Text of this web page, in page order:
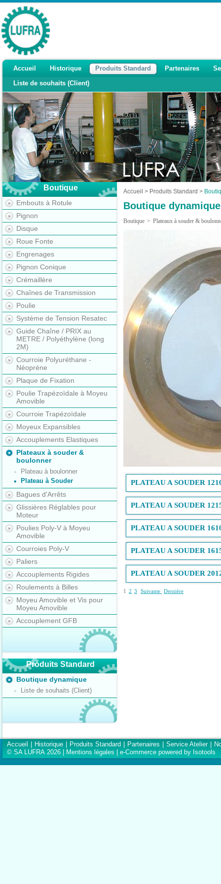
Accueil Historique Produits Standard Partenaires
Liste de souhaits (Client)
Boutique
Embouts à Rotule
Pignon
Disque
Roue Fonte
Engrenages
Pignon Conique
Crémaillère
Chaînes de Transmission
Poulie
Système de Tension Resatec
Guide Chaîne / PRIX au
METRE / Polyéthylène (long
2M)
Courroie Polyuréthane -
Néopréne
Plaque de Fixation
Poulie Trapézoïdale à Moyeu
Amovible
Courroie Trapézoïdale
Moyeux Expansibles
Accouplements Elastiques
Plateaux à souder &
boulonner
Plateau à boulonner
Plateau à Souder
Bagues d'Arrêts
Glissières Réglables pour
Moteur
Poulies Poly-V à Moyeu
Amovible
Courroies Poly-V
Paliers
Accouplements Rigides
Roulements à Billes
Moyeu Amovible et Vis pour
Moyeu Amovible
Accouplement GFB
Produits Standard
Boutique dynamique
Liste de souhaits (Client)
Accueil > Produits Standard >
Boutique dynamique
Boutique > Plateaux à souder &
PLATEAU A SOUDER
PLATEAU A SOUDER
PLATEAU A SOUDER
PLATEAU A SOUDER
PLATEAU A SOUDER
1 2 3 Suivante Dernière
Accueil Historique Produits Standard Partenaires Service Atelier
© SA LUFRA 2026 |
Mentions légales e-Commerce powered by Isotools